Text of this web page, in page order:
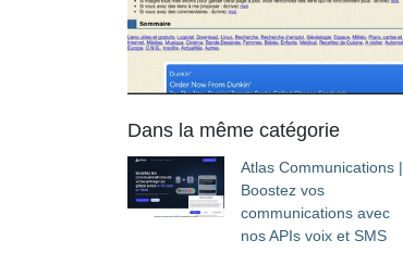
Dans la même catégorie
Atlas Communications |
Boostez vos
communications avec
nos APIs voix et SMS